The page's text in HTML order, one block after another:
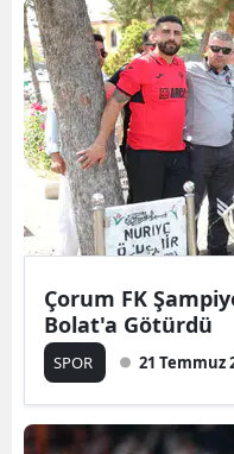
Çorum FK
Bolat'a Götürdü
SPOR 21 Temmuz